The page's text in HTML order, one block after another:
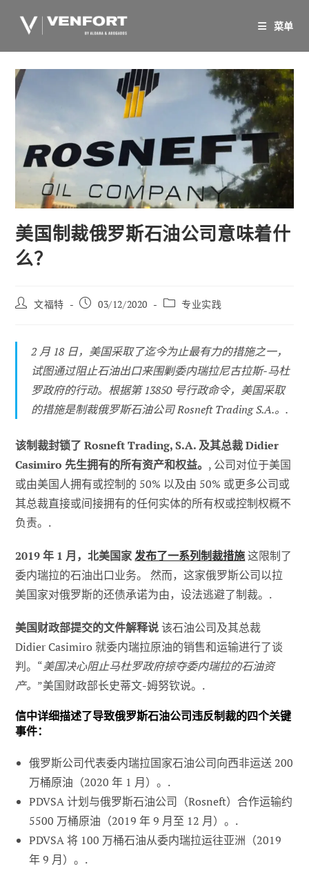
菜单
美国制裁俄罗斯石油公司意味着什
么？
帖
者
文福特
已
03/12/2020
职
专业实践
2 月 18 日，美国采取了迄今为止最有力的措施之一，
试图通过阻止石油出口来围剿委内瑞拉尼古拉斯-马杜
罗政府的行动。根据第 13850 号行政命令，美国采取
的措施是制裁俄罗斯石油公司 Rosneft Trading S.A.。.
该制裁封锁了 Rosneft Trading, S.A. 及其总裁 Didier
Casimiro 先生拥有的所有资产和权益。 , 公司对位于美国
或由美国人拥有或控制的 50% 以及由 50% 或更多公司或
其总裁直接或间接拥有的任何实体的所有权或控制权概不
负责。.
2019 年 1 月，北美国家发布了一系列制裁措施这限制了
委内瑞拉的石油出口业务。 然而，这家俄罗斯公司以拉
美国家对俄罗斯的还债承诺为由，设法逃避了制裁。.
美国财政部提交的文件解释说该石油公司及其总裁
Didier Casimiro 就委内瑞拉原油的销售和运输进行了谈
判。“美国决心阻止马杜罗政府掠夺委内瑞拉的石油资
产。 ”美国财政部长史蒂文-姆努钦说。.
信中详细描述了导致俄罗斯石油公司违反制裁的四个关键
事件：
俄罗斯公司代表委内瑞拉国家石油公司向西非运送 200
万桶原油（2020 年 1 月）。.
PDVSA 计划与俄罗斯石油公司（Rosneft）合作运输约
5500 万桶原油（2019 年 9 月至 12 月）。.
PDVSA 将 100 万桶石油从委内瑞拉运往亚洲（2019
年 9 月）。.